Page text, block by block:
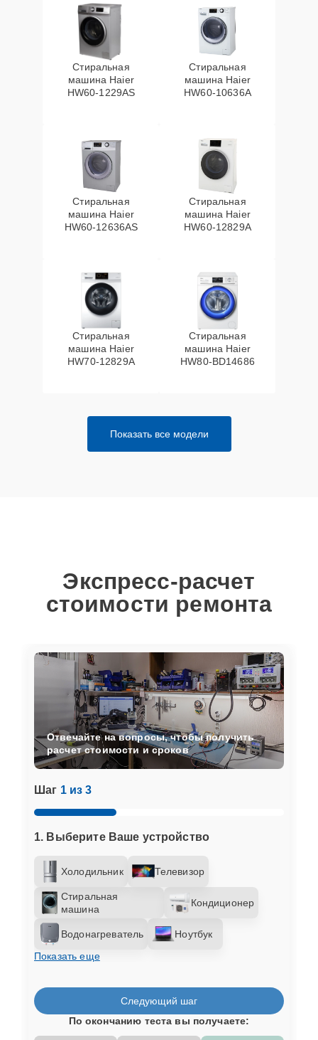
Стиральная
машина Haier
HW60-1229AS
Стиральная
машина Haier
HW60-10636A
Стиральная
машина Haier
HW60-12636AS
Стиральная
машина Haier
HW60-12829A
Стиральная
машина Haier
HW70-12829A
Стиральная
машина Haier
HW80-BD14686
Показать все модели
Экспресс-расчет
стоимости ремонта
Шаг 1 из 3
1. Выберите Ваше устройство
Холодильник Телевизор
Стиральная
машина
Кондиционер
Водонагреватель
Ноутбук
Показать еще
Отвечайте на вопросы, чтобы получить
расчет стоимости и сроков
Следующий шаг
По окончанию теста вы получаете: